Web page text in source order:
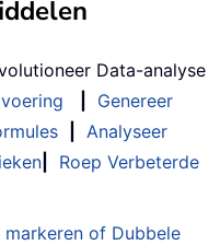
Data-analyse
Genereer
Analyseer
Roep Verbeterde
markeren of Dubbele